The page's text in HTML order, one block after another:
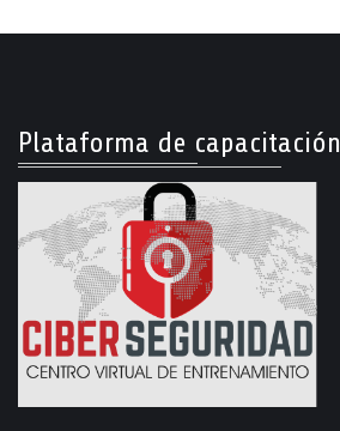
Plataforma de capacitación